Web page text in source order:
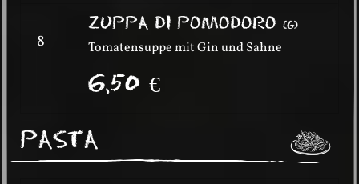
8
ZUPPA DI POMODORO(G)
Tomatensuppe mit Gin und Sahne
6,50€
PASTA